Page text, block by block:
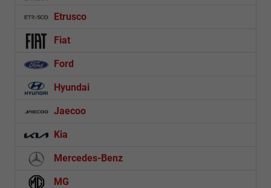
Etrusco
Fiat
Ford
Hyundai
Jaecoo
Kia
Mercedes-Benz
MG